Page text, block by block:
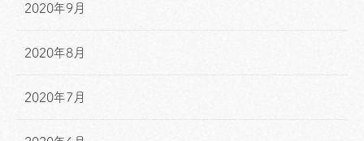
2020年9月
2020年8月
2020年7月